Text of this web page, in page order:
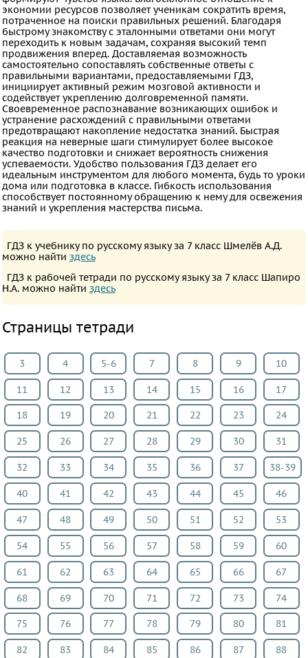
Экология
Технология
Испанский
язык
Искусство
Китайский
язык
Кубановедение
Казахский
язык
Физкультура
экономии ресурсов позволяет ученикам сократить время,
потраченное на поиски правильных решений. Благодаря
быстрому знакомству с эталонными ответами они могут
переходить к новым задачам, сохраняя высокий темп
продвижения вперед. Доставляемая возможность
самостоятельно сопоставлять собственные ответы с
правильными вариантами, предоставляемыми ГДЗ,
инициирует активный режим мозговой активности и
содействует укреплению долговременной памяти.
Своевременное распознавание возникающих ошибок и
устранение расхождений с правильными ответами
предотвращают накопление недостатка знаний. Быстрая
реакция на неверные шаги стимулирует более высокое
качество подготовки и снижает вероятность снижения
успеваемости. Удобство пользования ГДЗ делает его
идеальным инструментом для любого момента, будь то уроки
дома или подготовка в классе. Гибкость использования
способствует постоянному обращению к нему для освежения
знаний и укрепления мастерства письма.
ГДЗ к учебнику по русскому языку за 7 класс Шмелёв А.Д.
можно найти здесь
ГДЗ к рабочей тетради по русскому языку за 7 класс Шапиро
Н.А. можно найти здесь
Страницы тетради
3 4 5-6 7 8 9 10
11 12 13 14 15 16 17
18 19 20 21 22 23 24
25 26 27 28 29 30 31
32 33 34 35 36 37 38-39
40 41 42 43 44 45 46
47 48 49 50 51 52 53
54 55 56 57 58 59 60
61 62 63 64 65 66 67
68 69 70 71 72 73 74
75 76 77 78 79 80 81
82 83 84 85 86 87 88